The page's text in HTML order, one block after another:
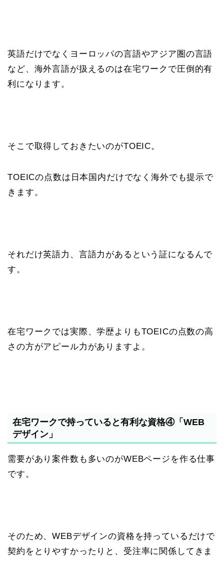
英語だけでなくヨーロッパの言語やアジア圏の言語
など、海外言語が扱えるのは在宅ワークで圧倒的有
利になります。
そこで取得しておきたいのがTOEIC。
TOEICの点数は日本国内だけでなく海外でも提示で
きます。
それだけ英語力、言語力があるという証になるんで
す。
在宅ワークでは実際、学歴よりもTOEICの点数の高
さの方がアピール力がありますよ。
在宅ワークで持っていると有利な資格④「WEB
デザイン」
需要があり案件数も多いのがWEBページを作る仕事
です。
そのため、WEBデザインの資格を持っているだけで
契約をとりやすかったりと、受注率に関係してきま